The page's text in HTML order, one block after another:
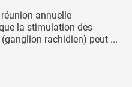
annuelle
la stimulation des
rachidien) peut ...